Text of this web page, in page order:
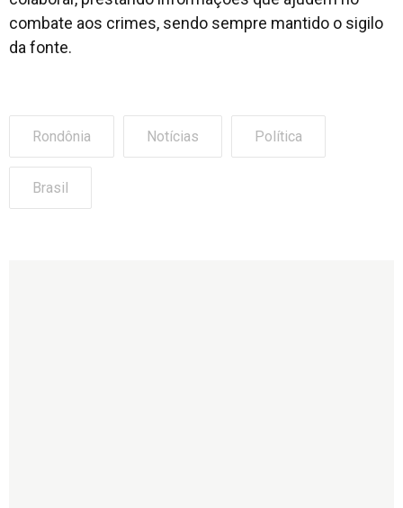
combate aos crimes, sendo sempre mantido o sigilo
da fonte.
Rondônia Notícias Política
Brasil